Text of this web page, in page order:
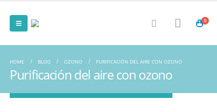
0
HOME BLOG OZONO PURIFICACIÓN DEL AIRE CON OZONO
Purificación del aire con ozono